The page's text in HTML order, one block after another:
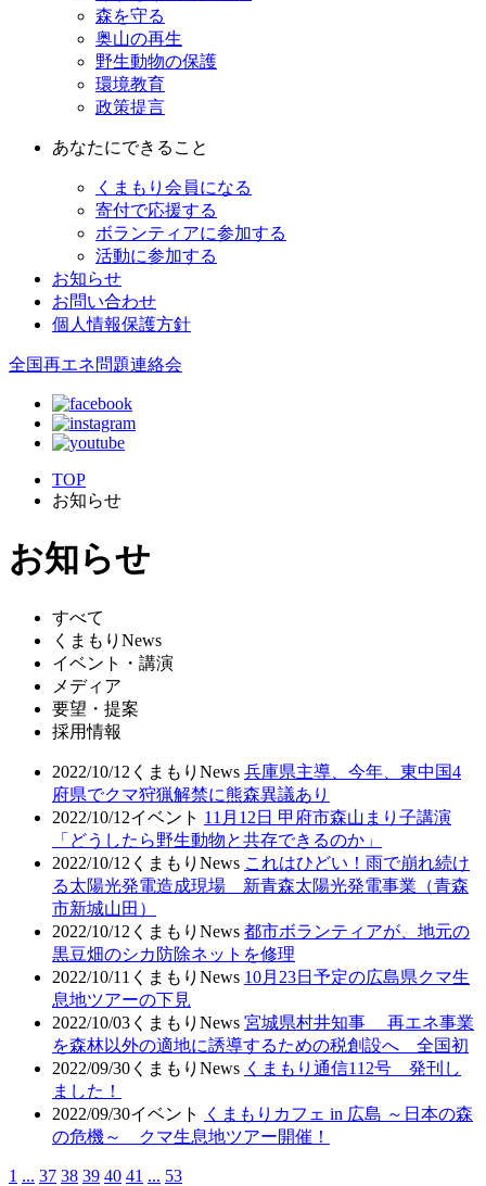
森を守る
奥山の再生
野生動物の保護
環境教育
政策提言
あなたにできること
くまもり会員になる
寄付で応援する
ボランティアに参加する
活動に参加する
お知らせ
お問い合わせ
個人情報保護方針
全国再エネ問題連絡会
TOP
お知らせ
お知らせ
すべて
くまもりNews
イベント・講演
メディア
要望・提案
採用情報
2022/10/12 くまもりNews 兵庫県主導、今年、東中国4
府県でクマ狩猟解禁に熊森異議あり
2022/10/12イベント 11月12日 甲府市森山まり子講演
「どうしたら野生動物と共存できるのか」
2022/10/12 くまもりNews これはひどい！雨で崩れ続け
る太陽光発電造成現場 新青森太陽光発電事業（青森
市新城山田）
2022/10/12 くまもりNews 都市ボランティアが、地元の
黒豆畑のシカ防除ネットを修理
2022/10/11 くまもりNews 10月23日予定の広島県クマ生
息地ツアーの下見
2022/10/03 くまもりNews 宮城県村井知事 再エネ事業
を森林以外の適地に誘導するための税創設へ 全国初
2022/09/30 くまもりNews くまもり通信112号 発刊し
ました！
2022/09/30イベント
くまもりカフェ in 広島 ～日本の森
の危機～ クマ生息地ツアー開催！
1 ... 37 38 39 40 41 ... 53